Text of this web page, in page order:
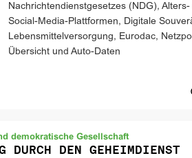
Nachrichtendienstgesetzes (NDG),
Social-Media-Plattformen, Digitale
Lebensmittelversorgung, Eurodac,
Übersicht und Auto-Daten
demokratische Gesellschaft
DURCH DEN GEHEIMDIENST